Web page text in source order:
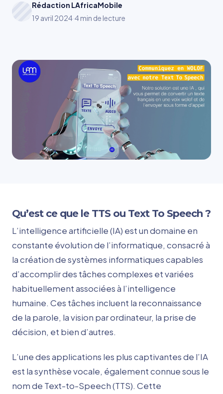
Rédaction LAfricaMobile
19 avril 2024·4 min de lecture
Qu’est ce que le TTS ou Text To Speech ?
L’intelligence artificielle (IA) est un domaine en
constante évolution de l’informatique, consacré à
la création de systèmes informatiques capables
d’accomplir des tâches complexes et variées
habituellement associées à l’intelligence
humaine. Ces tâches incluent la reconnaissance
de la parole, la vision par ordinateur, la prise de
décision, et bien d’autres.
L’une des applications les plus captivantes de l’IA
est la synthèse vocale, également connue sous le
nom de Text-to-Speech (TTS). Cette